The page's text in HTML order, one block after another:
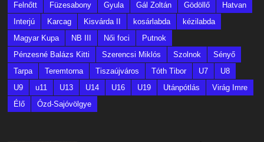
Felnőtt
Füzesabony Gyula Gál Zoltán Gödöllő
Hatvan
Interjú
Karcag Kisvárda II kosárlabda
kézilabda
Magyar Kupa
NB III Női foci
Putnok
Pénzesné Balázs Kitti
Szerencsi Miklós Szolnok
Sényő
Tarpa
Teremtorna Tiszaújváros Tóth Tibor U7
U8
U9
u11 U13 U14 U16 U19 Utánpótlás
Virág Imre
Élő
Ózd-Sajóvölgye